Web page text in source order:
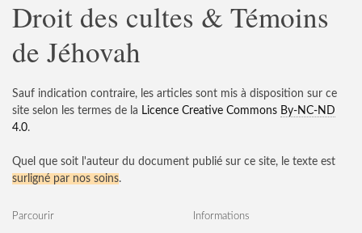
Droit des cultes & Témoins
de Jéhovah
Sauf indication contraire, les articles sont mis à disposition sur ce
site selon les termes de la Licence Creative Commons By-NC-ND
4.0.
Quel que soit l'auteur du document publié sur ce site, le texte est
surligné par nos soins.
Parcourir Informations